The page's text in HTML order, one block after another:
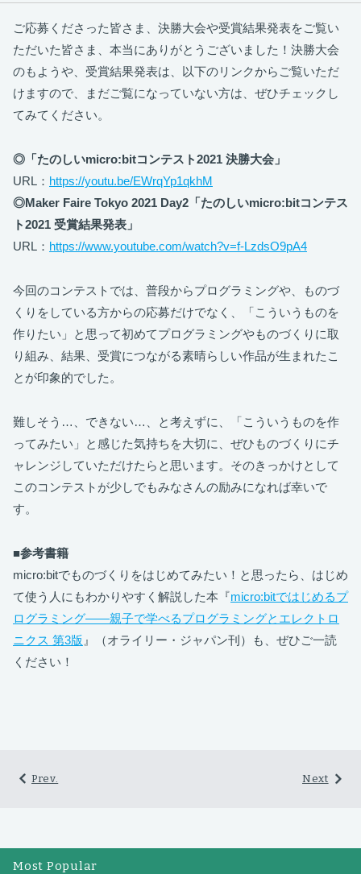
ご応募くださった皆さま、決勝大会や受賞結果発表をご覧い
ただいた皆さま、本当にありがとうございました！決勝大会
のもようや、受賞結果発表は、以下のリンクからご覧いただ
けますので、まだご覧になっていない方は、ぜひチェックし
てみてください。
◎「たのしいmicro:bitコンテスト2021 決勝大会」
URL： https://youtu.be/EWrqYp1qkhM
◎Maker Faire Tokyo 2021 Day2「たのしいmicro:bitコンテス
ト2021 受賞結果発表」
URL： https://www.youtube.com/watch?v=f-LzdsO9pA4
今回のコンテストでは、普段からプログラミングや、ものづ
くりをしている方からの応募だけでなく、「こういうものを
作りたい」と思って初めてプログラミングやものづくりに取
り組み、結果、受賞につながる素晴らしい作品が生まれたこ
とが印象的でした。
難しそう…、できない…、と考えずに、「こういうものを作
ってみたい」と感じた気持ちを大切に、ぜひものづくりにチ
ャレンジしていただけたらと思います。そのきっかけとして
このコンテストが少しでもみなさんの励みになれば幸いで
す。
■参考書籍
micro:bitでものづくりをはじめてみたい！と思ったら、はじめ
て使う人にもわかりやすく解説した本『micro:bitではじめるプ
ログラミング――親子で学べるプログラミングとエレクトロ
ニクス 第3版 』（オライリー・ジャパン刊）も、ぜひご一読
ください！
Next
Prev.
Most Popular